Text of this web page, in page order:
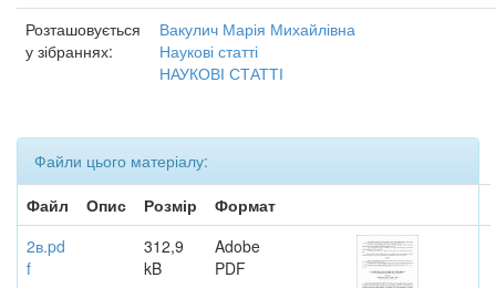
Розташовується
у зібраннях:
Вакулич Марія Михайлівна
Наукові статті
НАУКОВІ СТАТТІ
Файли цього матеріалу:
Файл
Опис Розмір
Формат
2в.pd
f
312,9
kB
Adobe
PDF